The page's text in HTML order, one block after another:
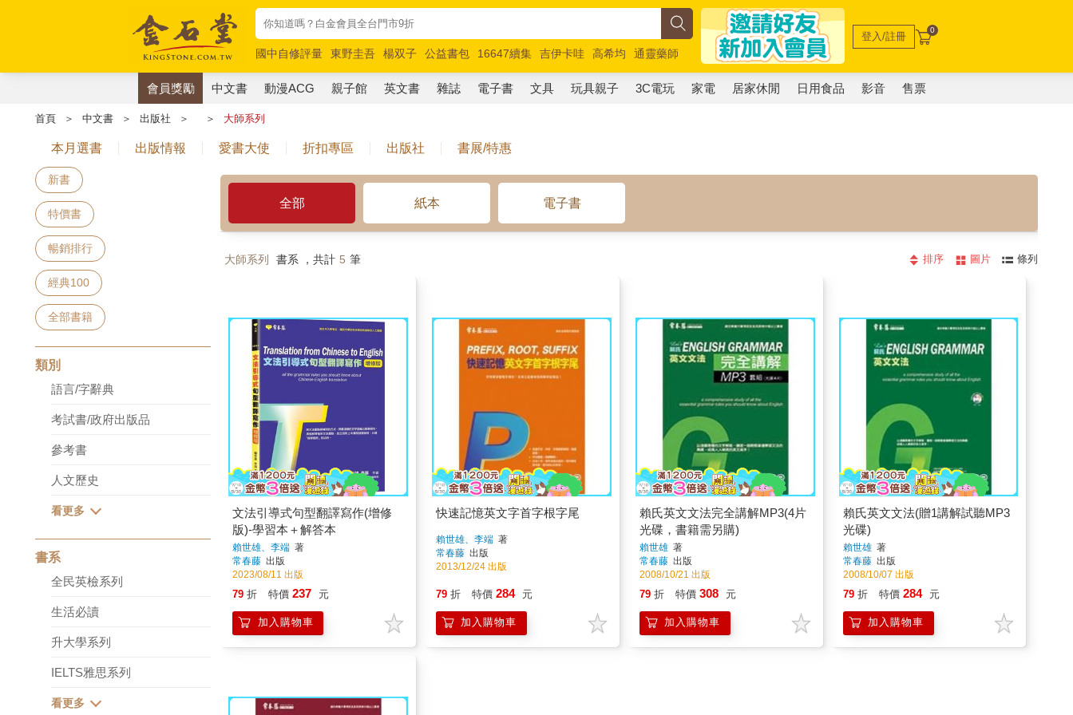
國中自修評量 東野圭吾 楊双子 公益書包 16647續集 吉伊卡哇 高希均
通靈藥師
唯紅花綻放
奧德賽 路邊攤新作 馬斯克 玩具總動員5 超慢跑
登入/註冊 0
會員獎勵 中文書 動漫ACG 親子館 英文書 雜誌 電子書 文具 玩具親子 3C電玩 家電 居家休閒 日用食品 影音 售票
首頁 ＞ 中文書 ＞ 出版社 ＞ ＞ 大師系列
本月選書 出版情報 愛書大使 折扣專區 出版社 書展/特惠
新書
特價書
暢銷排行
經典100
全部書籍
類別
語言/字辭典
考試書/政府出版品
參考書
人文歷史
書系
全民英檢系列
生活必讀
升大學系列
IELTS雅思系列
全部 紙本 電子書
大師系列 書系 ，共計 5 筆 排序 圖片 條列
文法引導式句型翻譯寫作(增修
版)-學習本＋解答本
賴世雄、李端 著
常春藤 出版
2023/08/11 出版
79 折 特價 237 元
加入購物車
快速記憶英文字首字根字尾
賴世雄、李端著
常春藤 出版
2013/12/24 出版
79 折 特價 284 元
加入購物車
賴氏英文文法完全講解MP3(4片
光碟，書籍需另購)
賴世雄著
常春藤 出版
2008/10/21 出版
79 折 特價 308 元
加入購物車
賴氏英文文法(贈1講解試聽MP3
光碟)
賴世雄著
常春藤 出版
2008/10/07 出版
79 折 特價 284 元
加入購物車